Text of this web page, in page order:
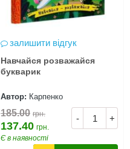
залишити відгук
Навчайся розважайся
букварик
Автор: Карпенко
- +
185.00 грн.
137.40 грн.
Є в наявності